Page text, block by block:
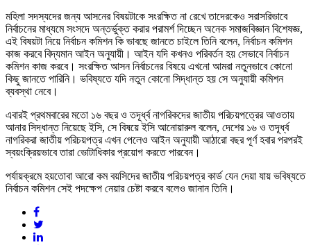
মহিলা সদস্যদের জন্য আসনের বিষয়টাকে সংরক্ষিত না রেখে তাদেরকেও সরাসরিভাবে
নির্বাচনের মাধ্যমে সংসদে অন্তর্ভুক্ত করার পরামর্শ দিচ্ছেন অনেক সমাজবিজ্ঞান বিশেষজ্ঞ,
এই বিষয়টা নিয়ে নির্বাচন কমিশন কি ভাবছে জানতে চাইলে তিনি বলেন, নির্বাচন কমিশন
কাজ করবে বিদ্যমান আইন অনুযায়ী। আইন যদি কখনও পরিবর্তন হয় সেভাবে নির্বাচন
কমিশন কাজ করবে। সংরক্ষিত আসন নির্বাচনের বিষয়ে এখনো আমরা নতুনভাবে কোনো
কিছু জানতে পারিনি। ভবিষ্যতে যদি নতুন কোনো সিদ্ধান্ত হয় সে অনুযায়ী কমিশন
ব্যবস্থা নেবে।
এবারই প্রথমবারের মতো ১৬ বছর ও তদূর্ধ্ব নাগরিকদের জাতীয় পরিচয়পত্রের আওতায়
আনার সিদ্ধান্ত নিয়েছে ইসি, সে বিষয়ে ইসি আনোয়ারুল বলেন, দেশের ১৬ ও তদূর্ধ্ব
নাগরিকরা জাতীয় পরিচয়পত্র এখন পেলেও আইন অনুযায়ী আঠারো বছর পূর্ণ হবার পরপরই
স্বয়ংক্রিয়ভাবে তারা ভোটাধিকার প্রয়োগ করতে পারবেন।
পর্যায়ক্রমে হয়তোবা আরো কম বয়সিদের জাতীয় পরিচয়পত্র কার্ড যেন দেয়া যায় ভবিষ্যতে
নির্বাচন কমিশন সেই পদক্ষেপ নেয়ার চেষ্টা করবে বলেও জানান তিনি।